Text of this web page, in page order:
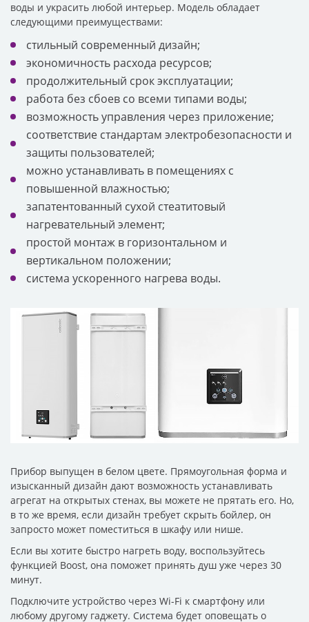
воды и украсить любой интерьер. Модель обладает
следующими преимуществами:
стильный современный дизайн;
экономичность расхода ресурсов;
продолжительный срок эксплуатации;
работа без сбоев со всеми типами воды;
возможность управления через приложение;
соответствие стандартам электробезопасности и
защиты пользователей;
можно устанавливать в помещениях с
повышенной влажностью;
запатентованный сухой стеатитовый
нагревательный элемент;
простой монтаж в горизонтальном и
вертикальном положении;
система ускоренного нагрева воды.
Прибор выпущен в белом цвете. Прямоугольная форма и
изысканный дизайн дают возможность устанавливать
агрегат на открытых стенах, вы можете не прятать его. Но,
в то же время, если дизайн требует скрыть бойлер, он
запросто может поместиться в шкафу или нише.
Если вы хотите быстро нагреть воду, воспользуйтесь
функцией Boost, она поможет принять душ уже через 30
минут.
Подключите устройство через Wi-Fi к смартфону или
любому другому гаджету. Система будет оповещать о